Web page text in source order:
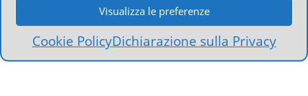
Visualizza le preferenze
Cookie PolicyDichiarazione sulla Privacy